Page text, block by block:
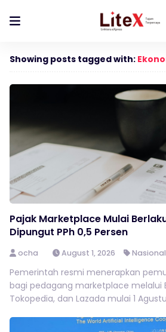
Showing posts tagged with:
Pajak Marketplace Mulai
Dipungut PPh 0,5 Persen
ocha August 1, 2026 Nasional
Pemerintah resmi menerapkan
bagi pedagang marketplace melalui
Tokopedia, dan Lazada mulai 1